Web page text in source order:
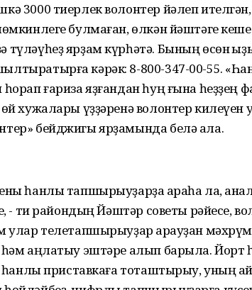
3000 тиерлек волонтер йәлеп ителгән,
булмаған, өлкән йәштәге
түләүһеҙ ярҙам күрһәтә. Бының өсөн
кәрәк: 8-800-347-00-55.
ғариза яҙғандан һуң ғына һеҙҙең
хужалары үҙҙәренә волонтер килеүен
бейджигы ярҙамында белә ала.
һанлы тапшырыуҙарҙа ҡараһа ла,
- ти райондың Йәштәр советы рәйесе,
улар телетапшырыуҙар ҡарауҙан
һәм аңлатыу эштәре алып барыла. Йорт
һанлы приставкаға тоташтырыу, уның